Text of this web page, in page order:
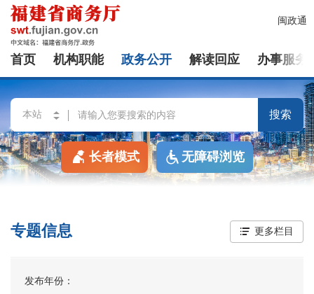
闽政通
首页 机构职能 政务公开 解读回应 办事服务
搜索
长者模式 无障碍浏览
专题信息 更多栏目
发布年份：